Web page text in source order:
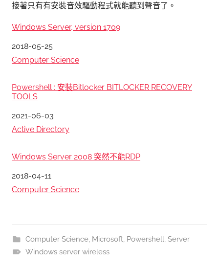
接著只有有安裝音效驅動程式就能聽到聲音了。
Windows Server, version 1709
日期
2018-05-25
關於
Computer Science
Powershell : 安裝Bitlocker BITLOCKER RECOVERY
TOOLS
日期
2021-06-03
關於
Active Directory
Windows Server 2008 突然不能RDP
日期
2018-04-11
關於
Computer Science
Computer Science, Microsoft, Powershell, Server
Windows server wireless